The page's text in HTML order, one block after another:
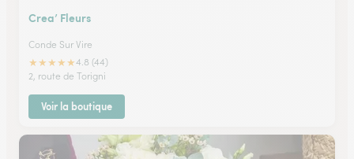
Crea’ Fleurs
Conde Sur Vire
★★★★★4.8 (44)
2, route de Torigni
Voir la boutique